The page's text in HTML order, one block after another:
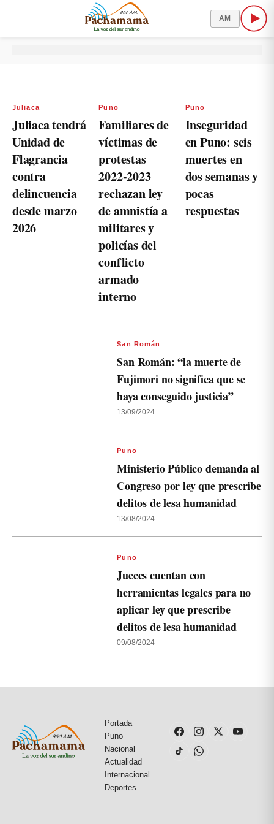
AM
Juliaca
Juliaca tendrá
Unidad de
Flagrancia
contra
delincuencia
desde marzo
2026
Puno
Familiares de
víctimas de
protestas
2022-2023
rechazan ley
de amnistía a
militares y
policías del
conflicto
armado
interno
Puno
Inseguridad
en Puno: seis
muertes en
dos semanas y
pocas
respuestas
San Román
San Román: “la muerte de
Fujimori no significa que se
haya conseguido justicia”
13/09/2024
Puno
Ministerio Público demanda al
Congreso por ley que prescribe
delitos de lesa humanidad
13/08/2024
Puno
Jueces cuentan con
herramientas legales para no
aplicar ley que prescribe
delitos de lesa humanidad
09/08/2024
Portada
Puno
Nacional
Actualidad
Internacional
Deportes